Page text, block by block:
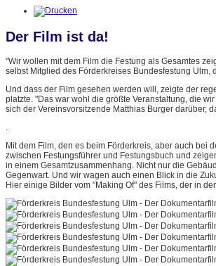
Der Film ist da!
"Wir wollen mit dem Film die Festung als Gesamtes
selbst Mitglied des Förderkreises Bundesfestung Ulm,
Und dass der Film gesehen werden will, zeigte der
platzte. "Das war wohl die größte Veranstaltung, die
sich der Vereinsvorsitzende Matthias Burger darüber,
.
Mit dem Film, den es beim Förderkreis, aber auch bei
zwischen Festungsführer und Festungsbuch und
in einem Gesamtzusammenhang. Nicht nur die
Gegenwart. Und wir wagen auch einen Blick in die
Hier einige Bilder vom "Making Of" des Films, der in